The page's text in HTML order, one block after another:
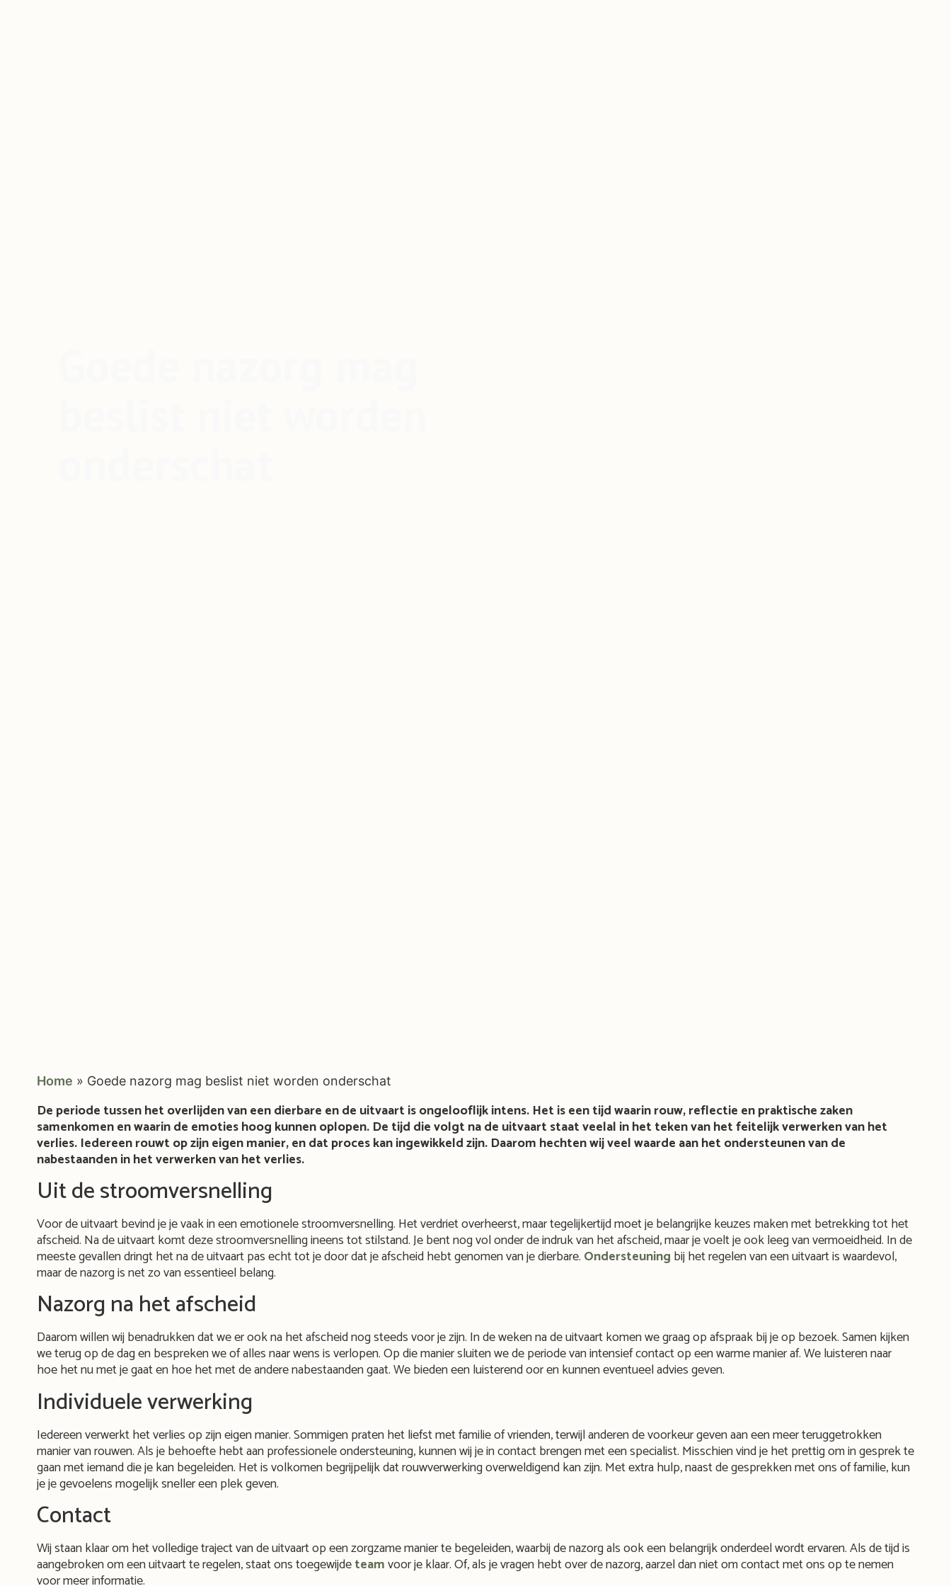
Home » Goede nazorg mag beslist niet worden onderschat
De periode tussen het overlijden van een dierbare en de uitvaart is ongelooflijk intens. Het is een tijd waarin rouw, reflectie en praktische zaken
samenkomen en waarin de emoties hoog kunnen oplopen. De tijd die volgt na de uitvaart staat veelal in het teken van het feitelijk verwerken van het
verlies. Iedereen rouwt op zijn eigen manier, en dat proces kan ingewikkeld zijn. Daarom hechten wij veel waarde aan het ondersteunen van de
nabestaanden in het verwerken van het verlies.
Uit de stroomversnelling
Voor de uitvaart bevind je je vaak in een emotionele stroomversnelling. Het verdriet overheerst, maar tegelijkertijd moet je belangrijke keuzes maken met betrekking tot het
afscheid. Na de uitvaart komt deze stroomversnelling ineens tot stilstand. Je bent nog vol onder de indruk van het afscheid, maar je voelt je ook leeg van vermoeidheid. In de
meeste gevallen dringt het na de uitvaart pas echt tot je door dat je afscheid hebt genomen van je dierbare. Ondersteuning bij het regelen van een uitvaart is waardevol,
maar de nazorg is net zo van essentieel belang.
Nazorg na het afscheid
Daarom willen wij benadrukken dat we er ook na het afscheid nog steeds voor je zijn. In de weken na de uitvaart komen we graag op afspraak bij je op bezoek. Samen kijken
we terug op de dag en bespreken we of alles naar wens is verlopen. Op die manier sluiten we de periode van intensief contact op een warme manier af. We luisteren naar
hoe het nu met je gaat en hoe het met de andere nabestaanden gaat. We bieden een luisterend oor en kunnen eventueel advies geven.
Individuele verwerking
Iedereen verwerkt het verlies op zijn eigen manier. Sommigen praten het liefst met familie of vrienden, terwijl anderen de voorkeur geven aan een meer teruggetrokken
manier van rouwen. Als je behoefte hebt aan professionele ondersteuning, kunnen wij je in contact brengen met een specialist. Misschien vind je het prettig om in gesprek te
gaan met iemand die je kan begeleiden. Het is volkomen begrijpelijk dat rouwverwerking overweldigend kan zijn. Met extra hulp, naast de gesprekken met ons of familie, kun
je je gevoelens mogelijk sneller een plek geven.
Contact
Wij staan klaar om het volledige traject van de uitvaart op een zorgzame manier te begeleiden, waarbij de nazorg als ook een belangrijk onderdeel wordt ervaren. Als de tijd is
aangebroken om een uitvaart te regelen, staat ons toegewijdeteamvoor je klaar. Of, als je vragen hebt over de nazorg, aarzel dan niet om contact met ons op te nemen
voor meer informatie.